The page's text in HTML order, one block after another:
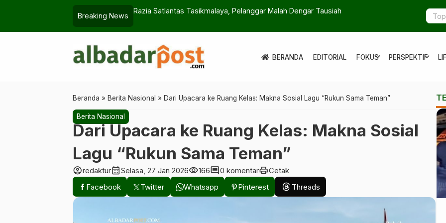
Breaking News
Razia Satlantas Tasikmalaya, Pelanggar Malah Dengar Tausiah BRIN
BERANDA EDITORIAL FOKUS
expand_more PERSPEKTIF
expand_more
Beranda » Berita Nasional » Dari Upacara ke Ruang Kelas: Makna Sosial Lagu “Rukun Sama Teman”
Berita Nasional
Dari Upacara ke Ruang Kelas: Makna Sosial
Lagu “Rukun Sama Teman”
account_circleredakturcalendar_monthSelasa, 27 Jan 2026visibility166comment0 komentarprintCetak
Facebook
Twitter Whatsapp Pinterest Threads